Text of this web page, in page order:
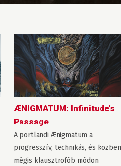
ÆNIGMATUM: Infinitude’s
Passage
A portlandi Ænigmatum a
progresszív, technikás, és közben
mégis klausztrofób módon